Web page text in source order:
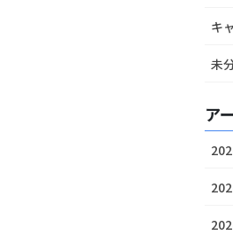
キ
未
ア